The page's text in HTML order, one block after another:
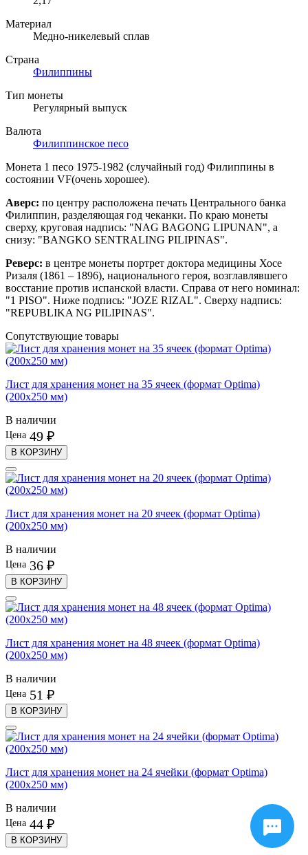
Материал
Медно-никелевый сплав
Страна
Филиппины
Тип монеты
Регулярный выпуск
Валюта
Филиппинское песо
Монета 1 песо 1975-1982 (случайный год) Филиппины в
состоянии VF(очень хорошее).
Аверс: по центру расположена печать Центрального банка
Филиппин, разделяющая год чеканки. По краю монеты
сверху, круговая надпись: "NAG BAGONG LIPUNAN", а
снизу: "BANGKO SENTRALING PILIPINAS".
Реверс: в центре монеты портрет доктора медицины Хосе
Ризаля (1861 – 1896), национального героя, возглавлявшего
восстание против испанской власти. Справа от него номинал:
"1 PISO". Ниже подпись: "JOZE RIZAL". Сверху надпись:
"REPUBLIKA NG PILIPINAS".
Сопутствующие товары
Лист для хранения монет на 35 ячеек (формат Optima)
(200х250 мм)
В наличии
Цена 49 ₽
В КОРЗИНУ
Лист для хранения монет на 20 ячеек (формат Optima)
(200х250 мм)
В наличии
Цена 36 ₽
В КОРЗИНУ
Лист для хранения монет на 48 ячеек (формат Optima)
(200х250 мм)
В наличии
Цена 51 ₽
В КОРЗИНУ
Лист для хранения монет на 24 ячейки (формат Optima)
(200х250 мм)
В наличии
Цена 44 ₽
В КОРЗИНУ